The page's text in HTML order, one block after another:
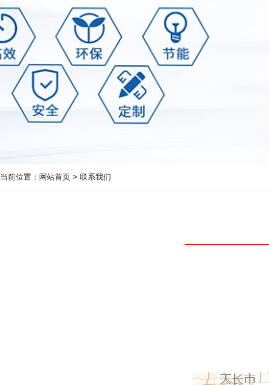
当前位置： 网站首页 > 联系我们